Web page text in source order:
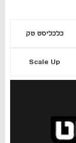
כלכליסט טק
Scale Up
נפתח בכרטיסייה חדשה